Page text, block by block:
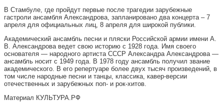
В Стамбуле, где пройдут первые после трагедии зарубежные
гастроли ансамбля Александрова, запланировано два концерта – 7
апреля для официальных лиц, 8 апреля для широкой публики.
Академический ансамбль песни и пляски Российской армии имени А.
В. Александрова ведет свою историю с 1928 года. Имя своего
основателя — народного артиста СССР Александра Александрова —
ансамбль носит с 1949 года. В 1978 году ансамбль получил звание
академического. В его репертуаре более двух тысяч произведений, в
том числе народные песни и танцы, классика, кавер-версии
отечественных и зарубежных поп- и рок-хитов.
Материал КУЛЬТУРА.РФ